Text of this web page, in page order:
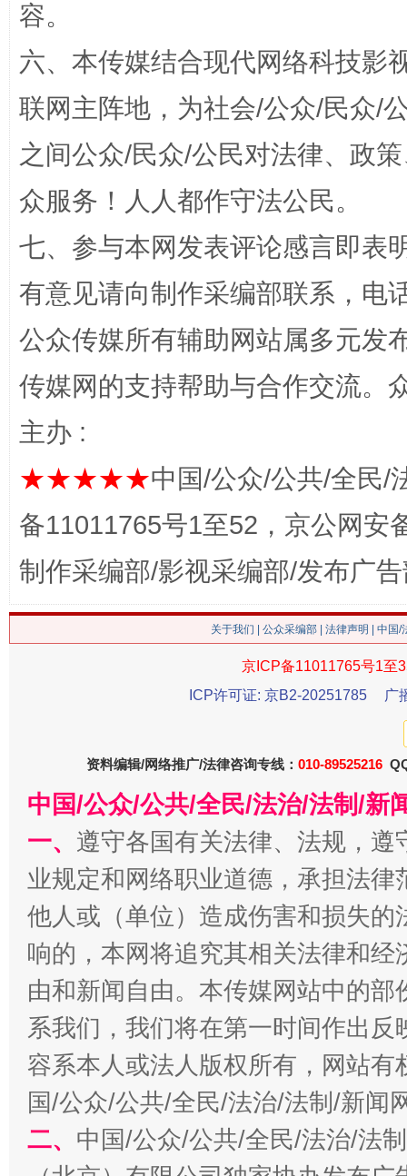
网上购药对药下症？
习近平的博鳌关键词
魏明亮
容。
六、本传媒结合现代网络科技影
联网主阵地，为社会/公众/民众/
之间公众/民众/公民对法律、政
众服务！人人都作守法公民。
七、参与本网发表评论感言即表
有意见请向制作采编部联系，电
公众传媒所有辅助网站属多元发
传媒网的支持帮助与合作交流。
主办 :
★★★★★中国/公众/公共/全民/
备11011765号1至52，京公网安
制作采编部/影视采编部/发布广
关于我们 公众采编部 法律声明 | 中国
京ICP备11011765号1至
ICP许可证: 京B2-20251785
广
资料编辑/网络推广/法律咨询专线： 010-89525216
中国/公众/公共/全民/法治/法制/新
一、 遵守各国有关法律、法规，
业规定和网络职业道德，承担法
他人或（单位）造成伤害和损失
响的，本网将追究其相关法律和
由和新闻自由。本传媒网站中的
系我们，我们将在第一时间作出
容系本人或法人版权所有，网站
国/公众/公共/全民/法治/法制/新闻
二、 中国/公众/公共/全民/法治/法